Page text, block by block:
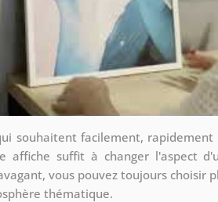
souhaitent facilement,
suffit à changer l'aspect
vous pouvez toujours choisir
thématique.